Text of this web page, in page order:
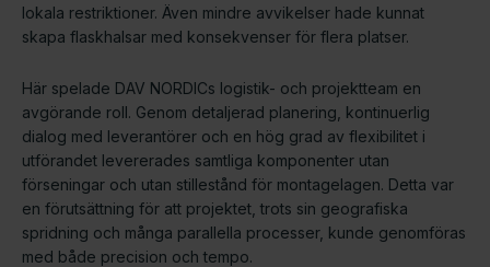
lokala restriktioner. Även mindre avvikelser hade kunnat
skapa flaskhalsar med konsekvenser för flera platser.
Här spelade DAV NORDICs logistik- och projektteam en
avgörande roll. Genom detaljerad planering, kontinuerlig
dialog med leverantörer och en hög grad av flexibilitet i
utförandet levererades samtliga komponenter utan
förseningar och utan stillestånd för montage­lagen. Detta var
en förutsättning för att projektet, trots sin geografiska
spridning och många parallella processer, kunde genomföras
med både precision och tempo.